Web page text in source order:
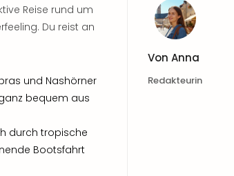
Reise rund um
Du reist an
und Nashörner
bequem aus
durch tropische
Bootsfahrt
Von Anna
Redakteurin